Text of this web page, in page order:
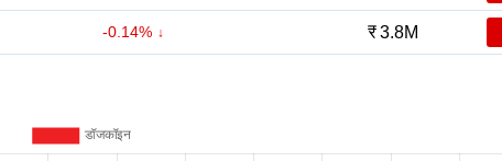
-0.14% ₹ 3.8M